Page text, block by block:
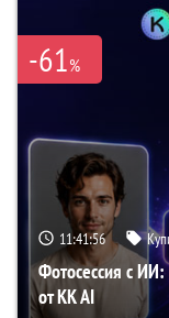
-61%
11:41:55
Фотосессия с
от KK AI